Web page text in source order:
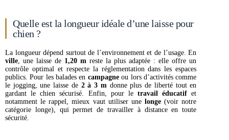
Quelle est la longueur idéale d’une laisse pour
chien ?
La longueur dépend surtout de l’environnement et de l’usage. En
ville, une laisse de 1,20 m reste la plus adaptée : elle offre un
contrôle optimal et respecte la réglementation dans les espaces
publics. Pour les balades en campagneou lors d’activités comme
le jogging, une laisse de 2 à 3 mdonne plus de liberté tout en
gardant le chien sécurisé. Enfin, pour le travail éducatif et
notamment le rappel, mieux vaut utiliser une longe(voir notre
catégorie longe), qui permet de travailler à distance en toute
sécurité.